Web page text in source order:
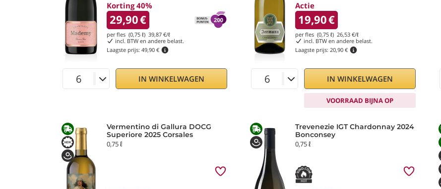
Korting 40%
29,90€
per fles (0,75 ℓ) 39,87 €/ℓ
incl. BTW en andere belast.
Laagste prijs: 49,90 €
IN WINKELWAGEN
Actie
19,90€
per fles (0,75 ℓ) 26,53 €/ℓ
incl. BTW en andere belast.
Laagste prijs: 20,90 €
IN WINKELWAGEN
VOORRAAD BIJNA OP
Vermentino di Gallura DOCG
Superiore 2025 Corsales
0,75 ℓ
Trevenezie IGT Chardonnay 2024
Bonconsey
0,75 ℓ